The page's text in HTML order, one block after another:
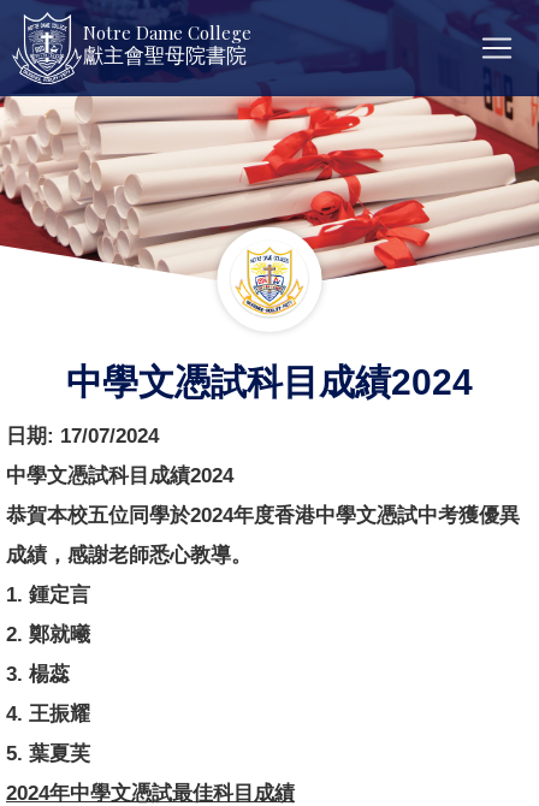
Notre Dame College
獻主會聖母院書院
中學文憑試科目成績2024
日期: 17/07/2024
中學文憑試科目成績2024
恭賀本校五位同學於2024年度香港中學文憑試中考獲優異
成績，感謝老師悉心教導。
1. 鍾定言
2. 鄭就曦
3. 楊蕊
4. 王振耀
5. 葉夏芙
2024年中學文憑試最佳科目成績